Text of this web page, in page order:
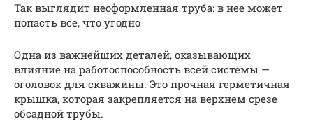
Так выглядит неоформленная труба: в нее может
попасть все, что угодно
Одна из важнейших деталей, оказывающих
влияние на работоспособность всей системы —
оголовок для скважины. Это прочная герметичная
крышка, которая закрепляется на верхнем срезе
обсадной трубы.